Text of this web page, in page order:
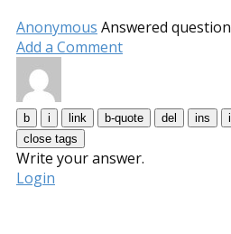
Anonymous Answered question
Add a Comment
Write your answer.
Login